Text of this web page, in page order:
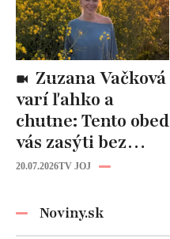
varí ľahko a
chutne: Tento obed
vás zasýti bez
zbytočných kalórií
20.07.2026TV JOJ
Noviny.sk